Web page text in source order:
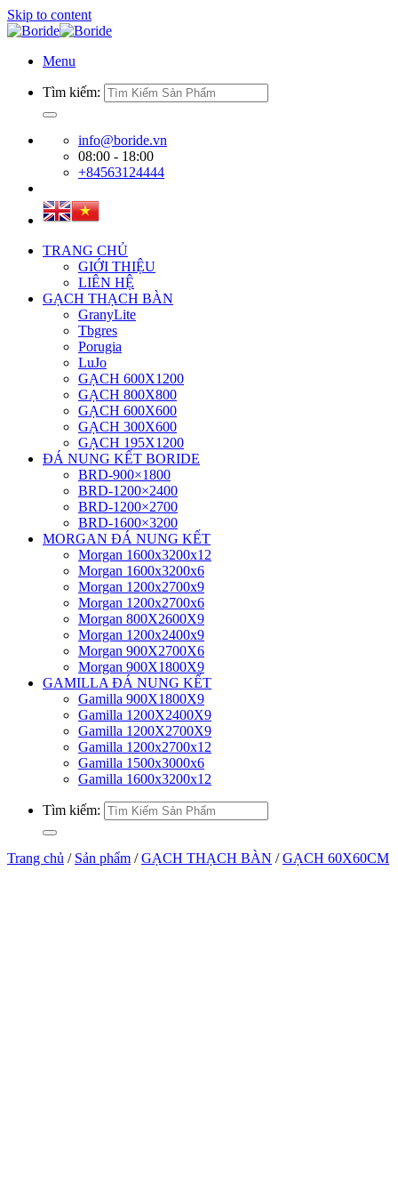
Skip to content
Menu
Tìm kiếm:
info@boride.vn
08:00 - 18:00
+84563124444
TRANG CHỦ
GIỚI THIỆU
LIÊN HỆ
GẠCH THẠCH BÀN
GranyLite
Tbgres
Porugia
LuJo
GẠCH 600X1200
GẠCH 800X800
GẠCH 600X600
GẠCH 300X600
GẠCH 195X1200
ĐÁ NUNG KẾT BORIDE
BRD-900×1800
BRD-1200×2400
BRD-1200×2700
BRD-1600×3200
MORGAN ĐÁ NUNG KẾT
Morgan 1600x3200x12
Morgan 1600x3200x6
Morgan 1200x2700x9
Morgan 1200x2700x6
Morgan 800X2600X9
Morgan 1200x2400x9
Morgan 900X2700X6
Morgan 900X1800X9
GAMILLA ĐÁ NUNG KẾT
Gamilla 900X1800X9
Gamilla 1200X2400X9
Gamilla 1200X2700X9
Gamilla 1200x2700x12
Gamilla 1500x3000x6
Gamilla 1600x3200x12
Tìm kiếm:
Trang chủ / Sản phẩm / GẠCH THẠCH BÀN / GẠCH 60X60CM